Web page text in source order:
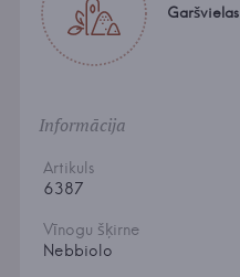
Garšvielas
Informācija
Artikuls
6387
Vīnogu šķirne
Nebbiolo